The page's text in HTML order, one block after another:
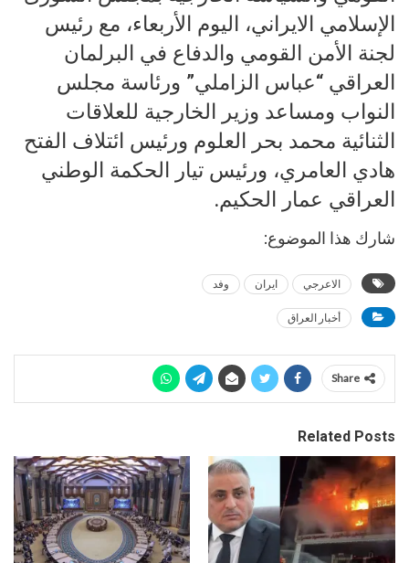
الإسلامي الايراني، اليوم الأربعاء، مع رئيس
لجنة الأمن القومي والدفاع في البرلمان
العراقي “عباس الزاملي” ورئاسة مجلس
النواب ومساعد وزير الخارجية للعلاقات
الثنائية محمد بحر العلوم ورئيس ائتلاف الفتح
هادي العامري، ورئيس تيار الحكمة الوطني
العراقي عمار الحكيم.
شارك هذا الموضوع:
الاعرجي ايران وفد
أخبار العراق
Share
Related Posts